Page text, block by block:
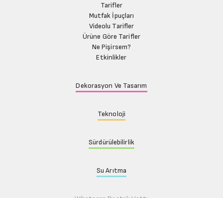
Tarifler
Mutfak İpuçları
Videolu Tarifler
Ürüne Göre Tarifler
Ne Pişirsem?
Etkinlikler
Dekorasyon Ve Tasarım
Teknoloji
Sürdürülebilirlik
Su Arıtma